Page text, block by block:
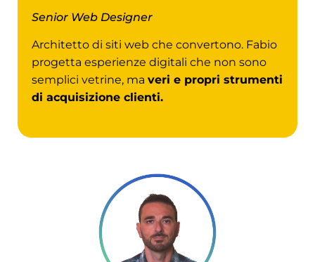
Senior Web Designer
Architetto di siti web che convertono. Fabio
progetta esperienze digitali che non sono
semplici vetrine, ma veri e propri strumenti
di acquisizione clienti.